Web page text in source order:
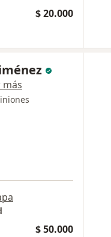
$ 20.000
más
$ 50.000